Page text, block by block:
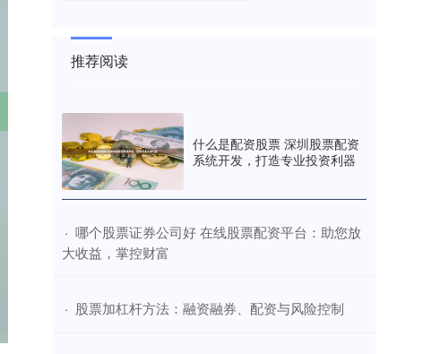
推荐阅读
什么是配资股票 深圳股票配资
系统开发，打造专业投资利器
· ​哪个股票证券公司好 在线股票配资平台：助您放
大收益，掌控财富
· ​股票加杠杆方法：融资融券、配资与风险控制